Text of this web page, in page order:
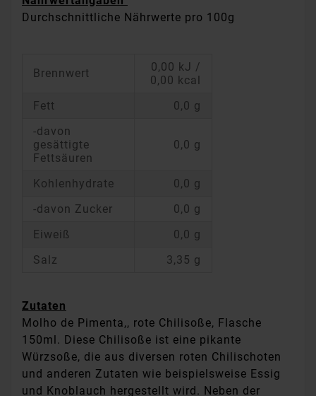
Durchschnittliche Nährwerte pro 100g
Brennwert
0,00 kJ /
0,00 kcal
Fett
0,0 g
-davon
gesättigte
Fettsäuren
0,0 g
Kohlenhydrate
0,0 g
-davon Zucker
0,0 g
Eiweiß
0,0 g
Salz
3,35 g
Zutaten
Molho de Pimenta,, rote Chilisoße, Flasche
150ml. Diese Chilisoße ist eine pikante
Würzsoße, die aus diversen roten Chilischoten
und anderen Zutaten wie beispielsweise Essig
und Knoblauch hergestellt wird. Neben der